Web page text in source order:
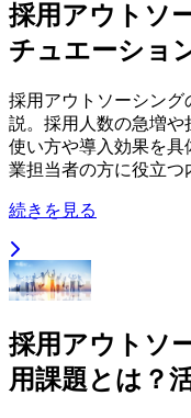
採用アウトソ
チュエーショ
採用アウトソーシン
説。採用人数の急増や
使い方や導入効果を
業担当者の方に役立つ
続きを見る
採用アウトソ
用課題とは？